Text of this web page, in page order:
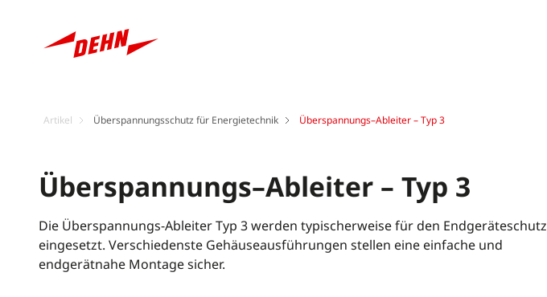
Artikel Überspannungsschutz für Energietechnik Überspannungs–Ableiter – Typ 3
Überspannungs–Ableiter – Typ 3
Die Überspannungs-Ableiter Typ 3 werden typischerweise für den Endgeräteschutz
eingesetzt. Verschiedenste Gehäuseausführungen stellen eine einfache und
endgerätnahe Montage sicher.